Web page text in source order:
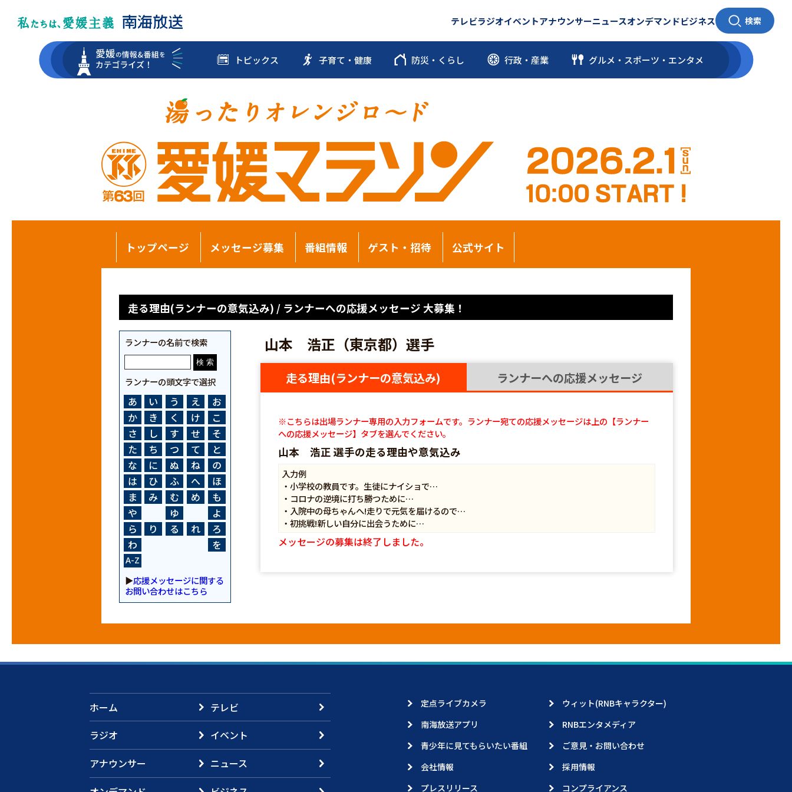
テレビラジオイベントアナウンサーニュースオンデマンドビジネス 検索
トピックス 子育て・健康 防災・くらし 行政・産業 グルメ・スポーツ ・ エンタメ
トップページ メッセージ募集 番組情報 ゲスト・招待 公式サイト
走る理由(ランナーの意気込み) / ランナーへの応援メッセージ 大募集！
ランナーの名前で検索
ランナーの頭文字で選択
あ い う え
お
か
き く け
こ
さ
し す せ
そ
た
ち つ て
と
な
に ぬ ね
の
は
ひ ふ へ
ほ
ま
み む め
も
や
ゆ
よ
ら
り る れ
ろ
わ
を
A-Z
▶応援メッセージに関する
お問い合わせはこちら
山本 浩正（東京都）選手
走る理由(ランナーの意気込み) ランナーへの応援メッセージ
※こちらは出場ランナー専用の入力フォームです。ランナー宛ての応援メッセージは上の【ランナー
への応援メッセージ】タブを選んでください。
山本 浩正 選手の走る理由や意気込み
入力例
・小学校の教員です。生徒にナイショで…
・コロナの逆境に打ち勝つために…
・入院中の母ちゃんへ!走りで元気を届けるので…
・初挑戦!新しい自分に出会うために…
メッセージの募集は終了しました。
ホーム
テレビ
ラジオ
イベント
アナウンサー
ニュース
定点ライブカメラ
ウィット(RNBキャラクター)
南海放送アプリ
RNBエンタメディア
青少年に見てもらいたい番組
ご意見・お問い合わせ
会社情報
採用情報
プレスリリース
コンプライアンス